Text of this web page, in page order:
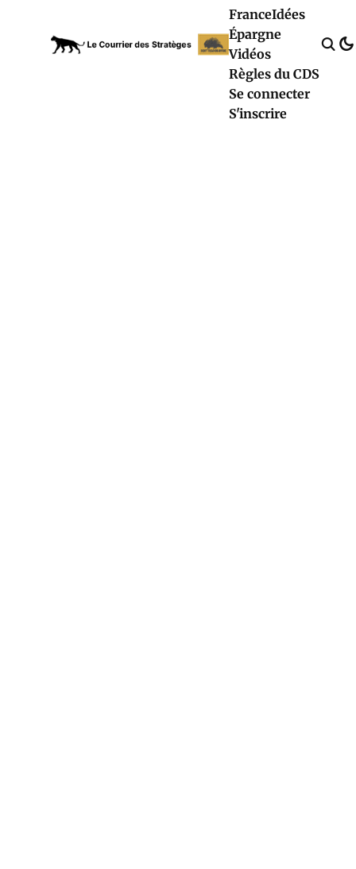
FranceIdées
Épargne
Vidéos
Règles du CDS
Se connecter
S'inscrire